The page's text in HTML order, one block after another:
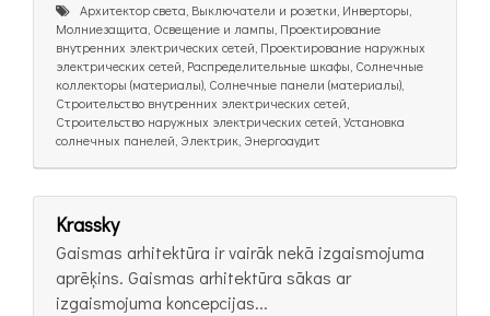
Архитектор света, Выключатели и розетки, Инверторы,
Молниезащита, Освещение и лампы, Проектирование
внутренних электрических сетей, Проектирование наружных
электрических сетей, Распределительные шкафы, Солнечные
коллекторы (материалы), Солнечные панели (материалы),
Строительство внутренних электрических сетей,
Строительство наружных электрических сетей, Установка
солнечных панелей, Электрик, Энергоаудит
Krassky
Gaismas arhitektūra ir vairāk nekā izgaismojuma
aprēķins. Gaismas arhitektūra sākas ar
izgaismojuma koncepcijas...